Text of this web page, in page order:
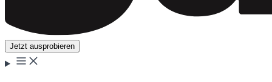
Jetzt ausprobieren